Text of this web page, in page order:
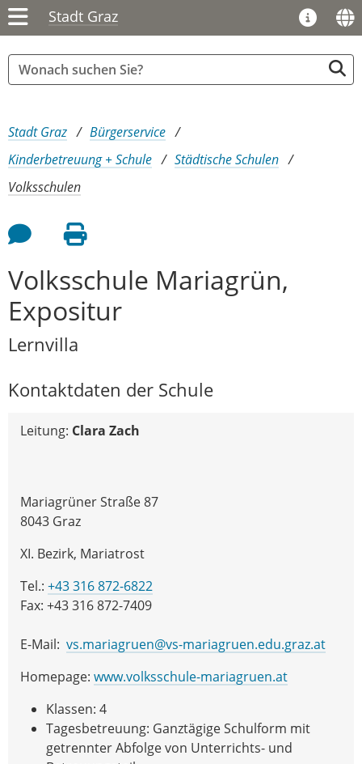
Stadt Graz
Sie sind hier:
Stadt Graz
Bürgerservice
Kinderbetreuung + Schule
Städtische Schulen
Volksschulen
Feedback an Autor
Seite drucken
Volksschule Mariagrün,
Expositur
Lernvilla
Kontaktdaten der Schule
Leitung: Clara Zach
Mariagrüner Straße 87
8043 Graz
XI. Bezirk, Mariatrost
Tel.: +43 316 872-6822
Fax: +43 316 872-7409
E-Mail: vs.mariagruen@vs-mariagruen.edu.graz.at
Homepage: www.volksschule-mariagruen.at
Klassen: 4
Tagesbetreuung: Ganztägige Schulform mit
getrennter Abfolge von Unterrichts- und